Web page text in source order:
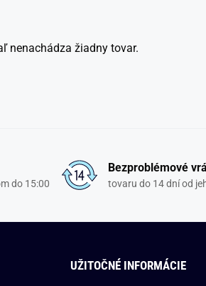
nenachádza žiadny tovar.
do 15:00
Bezproblémové
tovaru do 14 dní od
UŽITOČNÉ INFORMÁCIE